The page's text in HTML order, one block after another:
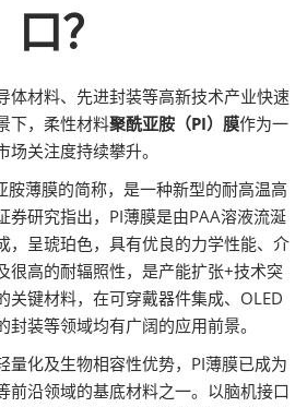
口？
体材料、先进封装等高新技术产业快速
下，柔性材料聚酰亚胺（PI）膜作为一
关注度持续攀升。
胺薄膜的简称，是一种新型的耐高温高
券研究指出，PI薄膜是由PAA溶液流涎
，呈琥珀色，具有优良的力学性能、介
很高的耐辐照性，是产能扩张+技术突
关键材料，在可穿戴器件集成、OLED
装等领域均有广阔的应用前景。
量化及生物相容性优势，PI薄膜已成为
前沿领域的基底材料之一。以脑机接口